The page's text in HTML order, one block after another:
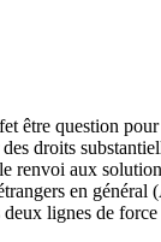
être question
droits
renvoi aux
en général
lignes de